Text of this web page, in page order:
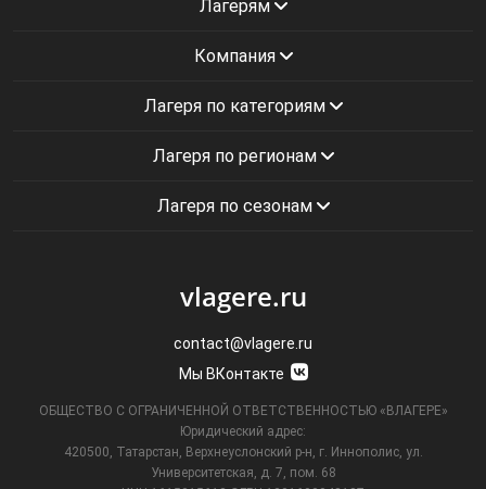
Лагерям
Компания
Лагеря по категориям
Лагеря по регионам
Лагеря по сезонам
vlagere.ru
contact@vlagere.ru
Мы ВКонтакте
ОБЩЕСТВО С ОГРАНИЧЕННОЙ ОТВЕТСТВЕННОСТЬЮ «ВЛАГЕРЕ»
Юридический адрес:
420500, Татарстан, Верхнеуслонский р-н, г. Иннополис, ул.
Университетская,
д. 7, пом. 68